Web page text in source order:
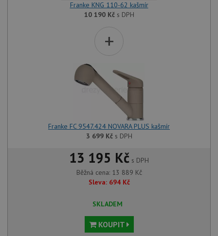
Franke KNG 110-62 kašmír
10 190 Kčs DPH
+
Franke FC 9547.424 NOVARA PLUS kašmír
3 699 Kčs DPH
13 195 Kč s DPH
Běžná cena: 13 889 Kč
Sleva: 694 Kč
SKLADEM
KOUPIT